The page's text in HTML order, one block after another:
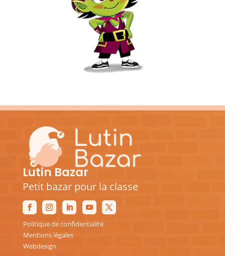
Lutin Bazar
Petit bazar pour la classe
Politique de confidentialité
Mentions légales
Webdesign